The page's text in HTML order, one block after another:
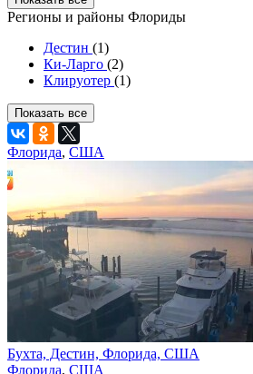
Регионы и районы Флориды
Дестин (1)
Ки-Ларго (2)
Клируотер (1)
Показать все
Флорида, США
Бухта, Дестин, Флорида, США
Флорида, США